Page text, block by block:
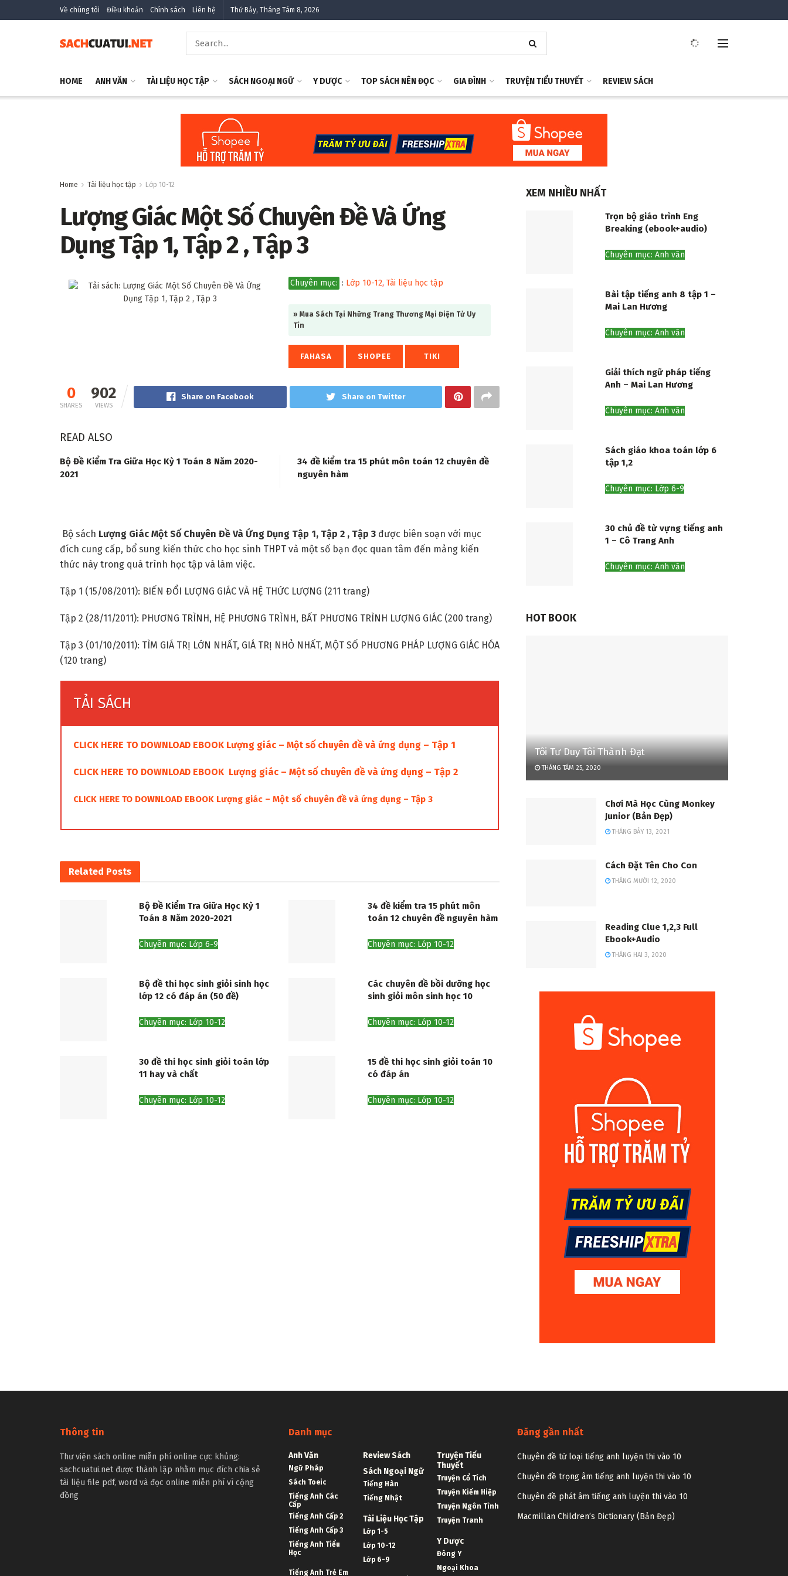
Về chúng tôi Điều khoản Chính sách Liên hệ Thứ Bảy, Tháng Tám 8, 2026
HOME ANH VĂN TÀI LIỆU HỌC TẬP SÁCH NGOẠI NGỮ Y DƯỢC TOP SÁCH NÊN ĐỌC GIA ĐÌNH TRUYỆN TIỂU THUYẾT REVIEW SÁCH
Home Tài liệu học tập Lớp 10-12
Lượng Giác Một Số Chuyên Đề Và Ứng
Dụng Tập 1, Tập 2 , Tập 3
Chuyên mục: : Lớp 10-12, Tài liệu học tập
» Mua Sách Tại Những Trang Thương Mại Điện Tử Uy
Tín
FAHASA SHOPEE TIKI
0
SHARES
902
VIEWS
Share on Facebook Share on Twitter
READ ALSO
Bộ Đề Kiểm Tra Giữa Học Kỳ 1 Toán 8 Năm 2020-
2021
34 đề kiểm tra 15 phút môn toán 12 chuyên đề
nguyên hàm
Bộ sách Lượng Giác Một Số Chuyên Đề Và Ứng Dụng Tập 1, Tập 2 , Tập 3 được biên soạn với mục
đích cung cấp, bổ sung kiến thức cho học sinh THPT và một số bạn đọc quan tâm đến mảng kiến
thức này trong quá trình học tập và làm việc.
Tập 1 (15/08/2011): BIẾN ĐỔI LƯỢNG GIÁC VÀ HỆ THỨC LƯỢNG (211 trang)
Tập 2 (28/11/2011): PHƯƠNG TRÌNH, HỆ PHƯƠNG TRÌNH, BẤT PHƯƠNG TRÌNH LƯỢNG GIÁC (200 trang)
Tập 3 (01/10/2011): TÌM GIÁ TRỊ LỚN NHẤT, GIÁ TRỊ NHỎ NHẤT, MỘT SỐ PHƯƠNG PHÁP LƯỢNG GIÁC HÓA
(120 trang)
TẢI SÁCH
CLICK HERE TO DOWNLOAD EBOOK Lượng giác – Một số chuyên đề và ứng dụng – Tập 1
CLICK HERE TO DOWNLOAD EBOOK Lượng giác – Một số chuyên đề và ứng dụng – Tập 2
CLICK HERE TO DOWNLOAD EBOOK Lượng giác – Một số chuyên đề và ứng dụng – Tập 3
Related Posts
Bộ Đề Kiểm Tra Giữa Học Kỳ 1
Toán 8 Năm 2020-2021
Chuyên mục: Lớp 6-9
34 đề kiểm tra 15 phút môn
toán 12 chuyên đề nguyên hàm
Chuyên mục: Lớp 10-12
Bộ đề thi học sinh giỏi sinh học
lớp 12 có đáp án (50 đề)
Chuyên mục: Lớp 10-12
Các chuyên đề bồi dưỡng học
sinh giỏi môn sinh học 10
Chuyên mục: Lớp 10-12
30 đề thi học sinh giỏi toán lớp
11 hay và chất
Chuyên mục: Lớp 10-12
15 đề thi học sinh giỏi toán 10
có đáp án
Chuyên mục: Lớp 10-12
XEM NHIỀU NHẤT
Trọn bộ giáo trình Eng
Breaking (ebook+audio)
Chuyên mục: Anh văn
Bài tập tiếng anh 8 tập 1 –
Mai Lan Hương
Chuyên mục: Anh văn
Giải thích ngữ pháp tiếng
Anh – Mai Lan Hương
Chuyên mục: Anh văn
Sách giáo khoa toán lớp 6
tập 1,2
Chuyên mục: Lớp 6-9
30 chủ đề từ vựng tiếng anh
1 – Cô Trang Anh
Chuyên mục: Anh văn
HOT BOOK
Tôi Tư Duy Tôi Thành Đạt
THÁNG TÁM 25, 2020
Chơi Mà Học Cùng Monkey
Junior (Bản Đẹp)
THÁNG BẢY 13, 2021
Cách Đặt Tên Cho Con
THÁNG MƯỜI 12, 2020
Reading Clue 1,2,3 Full
Ebook+Audio
THÁNG HAI 3, 2020
Thông tin
Thư viện sách online miễn phí online cực khủng:
sachcuatui.net được thành lập nhằm mục đích chia sẻ
tài liệu file pdf, word và đọc online miễn phí vì cộng
đồng
Danh mục
Anh Văn
Ngữ Pháp
Sách Toeic
Tiếng Anh Các
Cấp
Tiếng Anh Cấp 2
Tiếng Anh Cấp 3
Tiếng Anh Tiểu
Học
Tiếng Anh Trẻ Em
Review Sách
Sách Ngoại Ngữ
Tiếng Hàn
Tiếng Nhật
Tài Liệu Học Tập
Lớp 1-5
Lớp 10-12
Lớp 6-9
Truyện Tiểu
Thuyết
Truyện Cổ Tích
Truyện Kiếm Hiệp
Truyện Ngôn Tình
Truyện Tranh
Y Dược
Đông Y
Ngoại Khoa
Đăng gần nhất
Chuyên đề từ loại tiếng anh luyện thi vào 10
Chuyên đề trọng âm tiếng anh luyện thi vào 10
Chuyên đề phát âm tiếng anh luyện thi vào 10
Macmillan Children’s Dictionary (Bản Đẹp)